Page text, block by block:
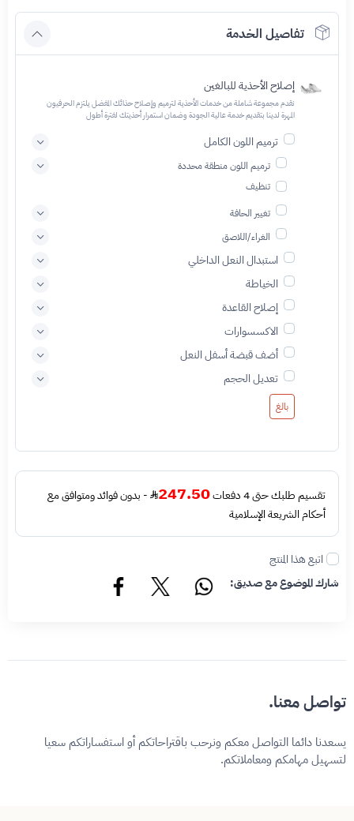
تفاصيل الخدمة
إصلاح الأحذية للبالغين
نقدم مجموعة شاملة من خدمات الأحذية لترميم وإصلاح حذائك المفضل يلتزم الحرفيون
المهرة لدينا بتقديم خدمة عالية الجودة وضمان استمرار أحذيتك لفترة أطول
ترميم اللون الكامل
ترميم اللون منطقة محددة
تنظيف
تغيير الحافة
الغراء/اللاصق
استبدال النعل الداخلي
الخياطة
إصلاح القاعدة
الاكسسوارات
أضف قبضة أسفل النعل
تعديل الحجم
بالغ
تقسيم طلبك حتى 4 دفعات 247.50
- بدون فوائد ومتوافق مع
أحكام الشريعة الإسلامية
اتبع هذا المنتج
شارك الموضوع مع صديق:
تواصل معنا.
يسعدنا دائما التواصل معكم ونرحب باقتراحاتكم أو استفساراتكم سعيا
لتسهيل مهامكم ومعاملاتكم.